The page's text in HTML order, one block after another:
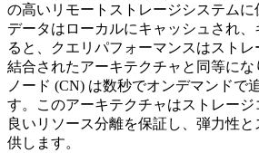
の高いリモートストレージシステムに
データはローカルにキャッシュされ
ると、クエリパフォーマンスはスト
結合されたアーキテクチャと同等にな
ノード (CN) は数秒でオンデマンドで
す。このアーキテクチャはストレージ
良いリソース分離を保証し、弾力性
供します。